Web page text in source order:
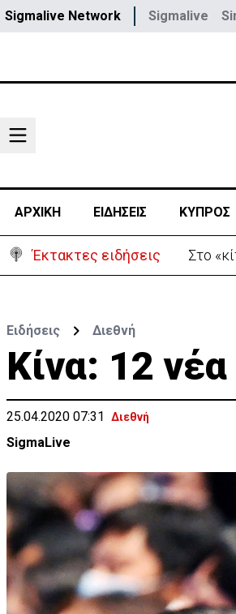
Sigmalive Network Sigmalive
ΑΡΧΙΚΗ ΕΙΔΗΣΕΙΣ ΚΥΠΡΟΣ
Έκτακτες ειδήσεις
Ειδήσεις Διεθνή
Κίνα: 12
25.04.2020 07:31 Διεθνή
SigmaLive